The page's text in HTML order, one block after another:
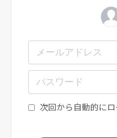
次回から自動的に